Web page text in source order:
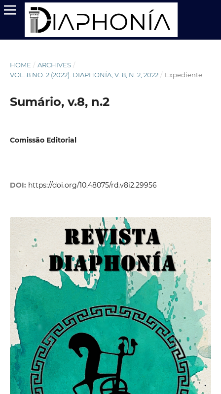
HOME / ARCHIVES /
VOL. 8 NO. 2 (2022): DIAPHONÍA, V. 8, N. 2, 2022 / Expediente
Sumário, v.8, n.2
Comissão Editorial
DOI: https://doi.org/10.48075/rd.v8i2.29956